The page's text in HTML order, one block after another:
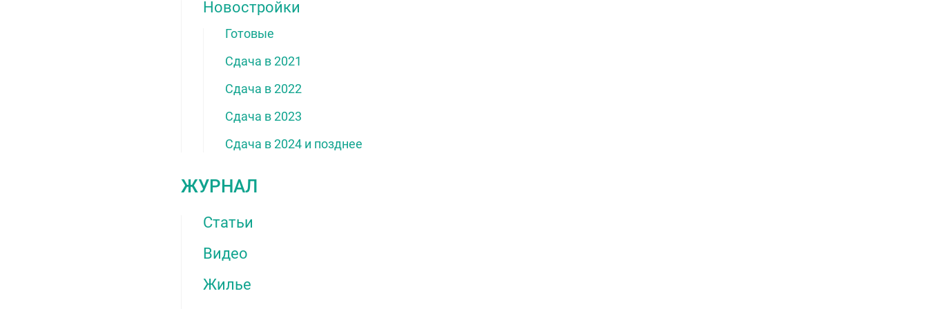
Новостройки
Готовые
Сдача в 2021
Сдача в 2022
Сдача в 2023
Сдача в 2024 и позднее
ЖУРНАЛ
Статьи
Видео
Жилье